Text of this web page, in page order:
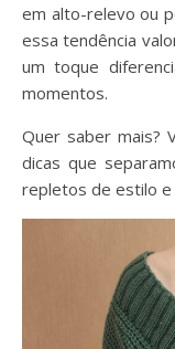
em alto-relevo ou
essa tendência
um toque
momentos.
Quer saber mais?
dicas que
repletos de estilo e